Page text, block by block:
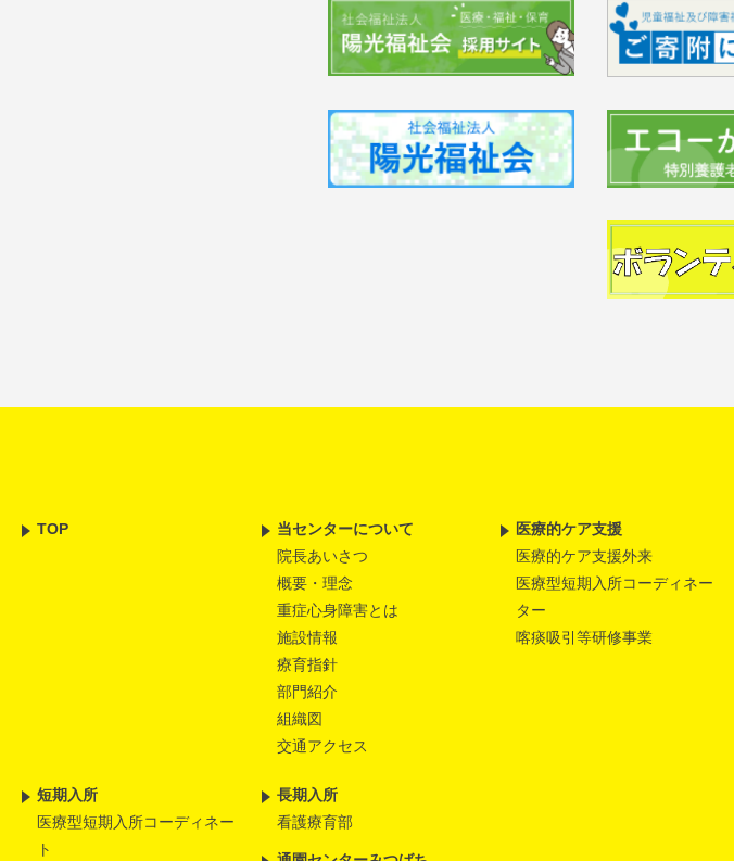
TOP
当センターについて
院長あいさつ
概要・理念
重症心身障害とは
施設情報
療育指針
部門紹介
組織図
交通アクセス
医療的ケア支援
医療的ケア支援外来
医療型短期入所コーディネー
ター
喀痰吸引等研修事業
短期入所
医療型短期入所コーディネー
ト
長期入所
看護療育部